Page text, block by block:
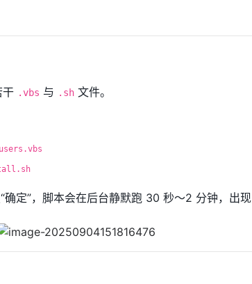
干 .vbs 与 .sh 文件。
定”，脚本会在后台静默跑 30 秒～2 分钟，出现